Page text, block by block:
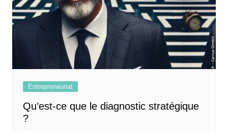
Entrepreneuriat
Qu’est-ce que le diagnostic stratégique
?